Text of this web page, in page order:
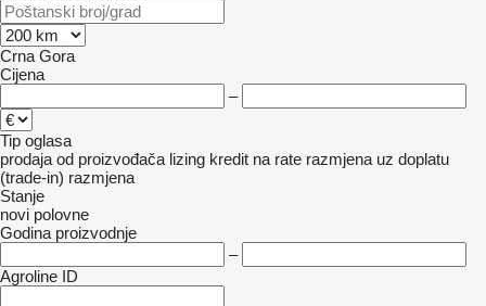
Crna Gora
Cijena
–
Tip oglasa
prodaja od proizvođača lizing kredit na rate razmjena uz doplatu
(trade-in) razmjena
Stanje
novi polovne
Godina proizvodnje
–
Agroline ID